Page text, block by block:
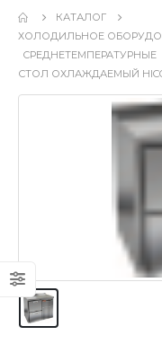
КАТАЛОГ
ХОЛОДИЛЬНОЕ
СРЕДНЕТЕМПЕРАТУРНЫЕ
СТОЛ ОХЛАЖДАЕМЫЙ